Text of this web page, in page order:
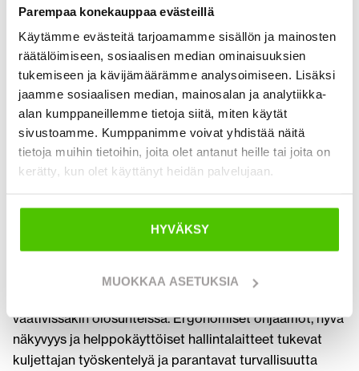
Parempaa konekauppaa evästeillä
Käytämme evästeitä tarjoamamme sisällön ja mainosten
räätälöimiseen, sosiaalisen median ominaisuuksien
tukemiseen ja kävijämäärämme analysoimiseen. Lisäksi
jaamme sosiaalisen median, mainosalan ja analytiikka-
alan kumppaneillemme tietoja siitä, miten käytät
sivustoamme. Kumppanimme voivat yhdistää näitä
tietoja muihin tietoihin, joita olet antanut heille tai joita on
kerätty, kun olet käyttänyt heidän palvelujaan.
HYVÄKSY
MUOKKAA ASETUKSIA
voidaan ottaa käyttöön lyhyeksi tai pidemmäksi ajaksi
tarpeen mukaan, mikä auttaa optimoimaan resurssien
käyttöä ja vähentämään seisonta-aikoja. Tämä on
erityisen hyödyllistä kausiluonteisissa töissä ja
vaihtelevissa työmaatilanteissa.
Kuormaajat ovat erittäin monikäyttöisiä koneita, joita
voidaan varustella erilaisilla lisälaitteilla. Kauhat,
trukkipiikit ja muut työvälineet mahdollistavat koneen
lisää käyttöastetta ja tekee kuormaajasta tehokkaan
Vuokrattavat koneet ovat yleensä nykyaikaisia ja hyvin
vaativissakin olosuhteissa. Ergonomiset ohjaamot, hyvä
näkyvyys ja helppokäyttöiset hallintalaitteet tukevat
kuljettajan työskentelyä ja parantavat turvallisuutta